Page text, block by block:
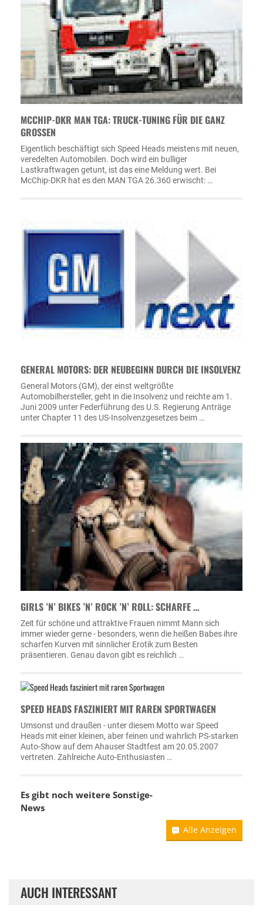
MCCHIP-DKR MAN TGA: TRUCK-TUNING FÜR DIE GANZ
GROSSEN
Eigentlich beschäftigt sich Speed Heads meistens mit neuen,
veredelten Automobilen. Doch wird ein bulliger
Lastkraftwagen getunt, ist das eine Meldung wert. Bei
McChip-DKR hat es den MAN TGA 26.360 erwischt: …
GENERAL MOTORS: DER NEUBEGINN DURCH DIE INSOLVENZ
General Motors (GM), der einst weltgrößte
Automobilhersteller, geht in die Insolvenz und reichte am 1.
Juni 2009 unter Federführung des U.S. Regierung Anträge
unter Chapter 11 des US-Insolvenzgesetzes beim …
GIRLS ’N’ BIKES ’N’ ROCK ’N’ ROLL: SCHARFE …
Zeit für schöne und attraktive Frauen nimmt Mann sich
immer wieder gerne - besonders, wenn die heißen Babes ihre
scharfen Kurven mit sinnlicher Erotik zum Besten
präsentieren. Genau davon gibt es reichlich …
SPEED HEADS FASZINIERT MIT RAREN SPORTWAGEN
Umsonst und draußen - unter diesem Motto war Speed
Heads mit einer kleinen, aber feinen und wahrlich PS-starken
Auto-Show auf dem Ahauser Stadtfest am 20.05.2007
vertreten. Zahlreiche Auto-Enthusiasten …
Es gibt noch weitere Sonstige-
News
Alle Anzeigen
AUCH INTERESSANT